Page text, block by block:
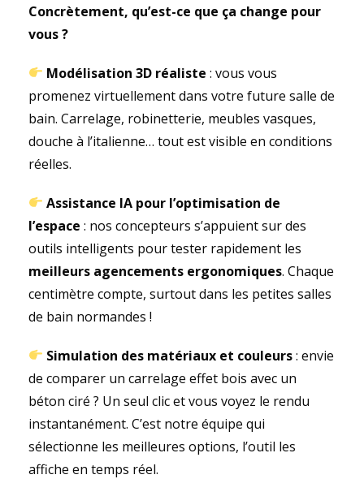
Concrètement, qu’est-ce que ça change pour
vous ?
Modélisation 3D réaliste : vous vous
promenez virtuellement dans votre future salle de
bain. Carrelage, robinetterie, meubles vasques,
douche à l’italienne… tout est visible en conditions
réelles.
Assistance IA pour l’optimisation de
l’espace : nos concepteurs s’appuient sur des
outils intelligents pour tester rapidement les
meilleurs agencements ergonomiques. Chaque
centimètre compte, surtout dans les petites salles
de bain normandes !
Simulation des matériaux et couleurs: envie
de comparer un carrelage effet bois avec un
béton ciré ? Un seul clic et vous voyez le rendu
instantanément. C’est notre équipe qui
sélectionne les meilleures options, l’outil les
affiche en temps réel.